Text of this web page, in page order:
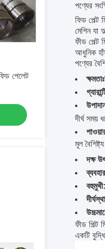
পেলেট
পণ্যের
ফিড পেল্ট
মেশিন যা
ফীড পেল্ট
আধুনিক
পণ্যের
ক্ষমতাঃ
দীর্ঘ সময়
মূল বৈশিষ্ট্য
দক্ষ
বহুমুখী:
ফীড পিল্ট
একটি